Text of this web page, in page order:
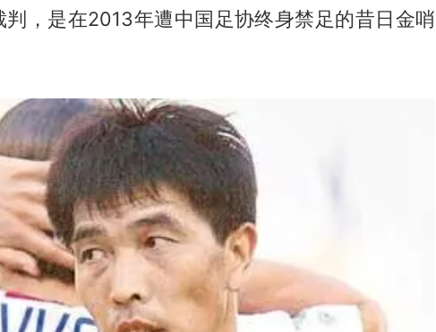
，是在2013年遭中国足协终身禁足的昔日金哨